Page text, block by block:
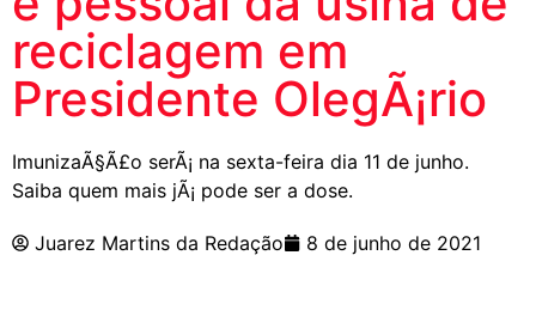
reciclagem em
Presidente OlegÃ¡rio
ImunizaÃ§Ã£o serÃ¡ na sexta-feira dia 11 de junho.
Saiba quem mais jÃ¡ pode ser a dose.
Juarez Martins da Redação 8 de junho de 2021